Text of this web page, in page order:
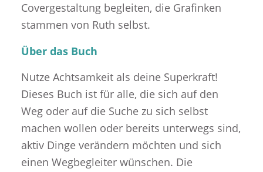
Covergestaltung begleiten, die Grafinken
stammen von Ruth selbst.
Über das Buch
Nutze Achtsamkeit als deine Superkraft!
Dieses Buch ist für alle, die sich auf den
Weg oder auf die Suche zu sich selbst
machen wollen oder bereits unterwegs sind,
aktiv Dinge verändern möchten und sich
einen Wegbegleiter wünschen. Die